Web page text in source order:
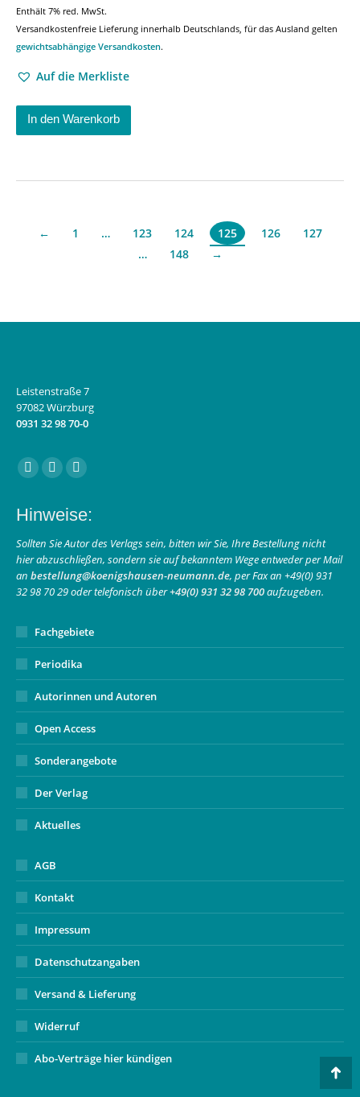
Enthält 7% red. MwSt.
Versandkostenfreie Lieferung innerhalb Deutschlands, für das Ausland gelten
gewichtsabhängige Versandkosten.
Auf die Merkliste
In den Warenkorb
← 1 … 123 124 125 126
127
…
148 →
Leistenstraße 7
97082 Würzburg
0931 32 98 70-0
Finden Sie uns auf:
Facebook
opens
in
new
window
Instagram
opens
in
new
window
E-
page
opens
in
new
window
Hinweise:
Sollten Sie Autor des Verlags sein, bitten wir Sie, Ihre Bestellung nicht
hier abzuschließen, sondern sie auf bekanntem Wege entweder per Mail
an bestellung@koenigshausen-neumann.de, per Fax an +49(0) 931
32 98 70 29 oder telefonisch über+49(0) 931 32 98 700aufzugeben.
Fachgebiete
Periodika
Autorinnen und Autoren
Open Access
Sonderangebote
Der Verlag
Aktuelles
AGB
Kontakt
Impressum
Datenschutzangaben
Versand & Lieferung
Widerruf
Abo-Verträge hier kündigen
Go